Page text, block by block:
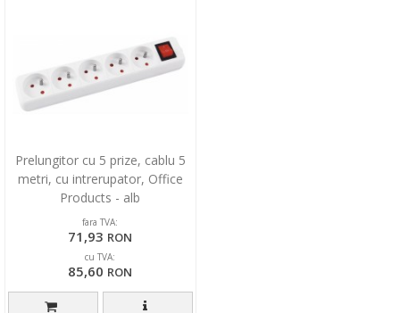
Prelungitor cu 5 prize, cablu 5
metri, cu intrerupator, Office
Products - alb
fara TVA:
71,93 RON
cu TVA:
85,60 RON